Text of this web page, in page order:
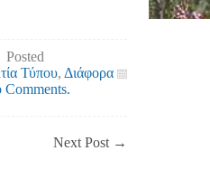
Posted
Τύπου, Διάφορα
Comments.
Next Post →